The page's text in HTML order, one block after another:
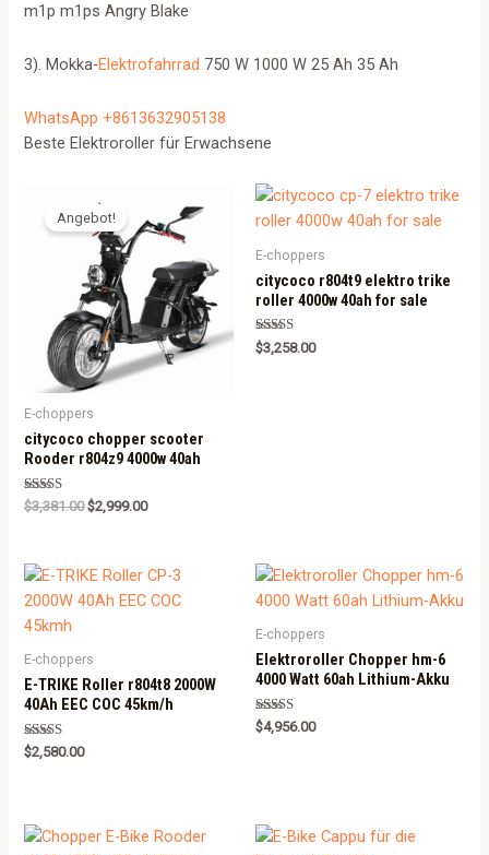
m1p m1ps Angry Blake
3). Mokka-Elektrofahrrad 750 W 1000 W 25 Ah 35 Ah
WhatsApp +8613632905138
Beste Elektroroller für Erwachsene
Angebot!
E-choppers
citycoco chopper scooter
Rooder r804z9 4000w 40ah
Rated
5.00
$3,381.00 $2,999.00
E-choppers
citycoco r804t9 elektro trike
roller 4000w 40ah for sale
Rated
5.00
$3,258.00
E-choppers
E-TRIKE Roller r804t8 2000W
40Ah EEC COC 45km/h
Rated
5.00
$2,580.00
E-choppers
Elektroroller Chopper hm-6
4000 Watt 60ah Lithium-Akku
Rated
5.00
$4,956.00